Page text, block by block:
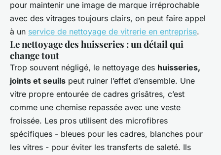
pour maintenir une image de marque irréprochable
avec des vitrages toujours clairs, on peut faire appel
à un service de nettoyage de vitrerie en entreprise.
Le nettoyage des huisseries : un détail qui
change tout
Trop souvent négligé, le nettoyage des huisseries,
joints et seuils peut ruiner l’effet d’ensemble. Une
vitre propre entourée de cadres grisâtres, c’est
comme une chemise repassée avec une veste
froissée. Les pros utilisent des microfibres
spécifiques - bleues pour les cadres, blanches pour
les vitres - pour éviter les transferts de saleté. Ils